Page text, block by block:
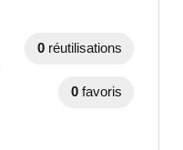
0 réutilisations
0 favoris